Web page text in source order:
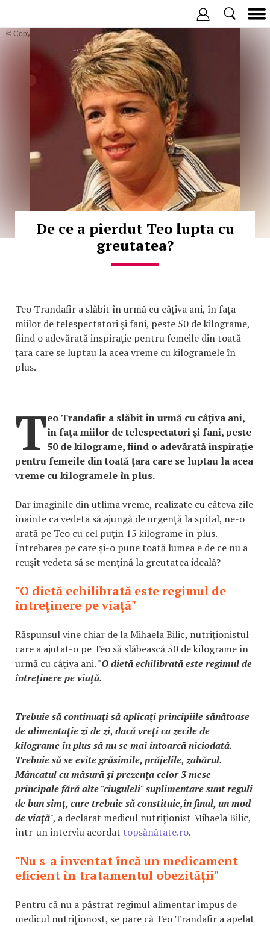
© Copyright:
De ce a pierdut Teo lupta cu
greutatea?
Teo Trandafir a slăbit în urmă cu câţiva ani, în faţa
miilor de telespectatori şi fani, peste 50 de kilograme,
fiind o adevărată inspiraţie pentru femeile din toată
ţara care se luptau la acea vreme cu kilogramele în
plus.
Teo Trandafir a slăbit în urmă cu câţiva ani,
în faţa miilor de telespectatori şi fani, peste
50 de kilograme, fiind o adevărată inspiraţie
pentru femeile din toată ţara care se luptau la acea
vreme cu kilogramele în plus.
Dar imaginile din utlima vreme, realizate cu câteva zile
înainte ca vedeta să ajungă de urgenţă la spital, ne-o
arată pe Teo cu cel puţin 15 kilograme în plus.
Întrebarea pe care și-o pune toată lumea e de ce nu a
reuşit vedeta să se menţină la greutatea ideală?
"O dietă echilibrată este regimul de
întreţinere pe viaţă"
Răspunsul vine chiar de la Mihaela Bilic, nutriţionistul
care a ajutat-o pe Teo să slăbească 50 de kilograme în
urmă cu câţiva ani. "O dietă echilibrată este regimul de
întreţinere pe viaţă.
Trebuie să continuaţi să aplicaţi principiile sănătoase
de alimentaţie zi de zi, dacă vreţi ca zecile de
kilograme în plus să nu se mai întoarcă niciodată.
Trebuie să se evite grăsimile, prăjelile, zahărul.
Mâncatul cu măsură şi prezenţa celor 3 mese
principale fără alte "ciuguleli" suplimentare sunt reguli
de bun simţ, care trebuie să constituie,în final, un mod
de viaţă", a declarat medicul nutriţionist Mihaela Bilic,
într-un interviu acordat topsănătate.ro.
"Nu s-a inventat încă un medicament
eficient în tratamentul obezităţii"
Pentru că nu a păstrat regimul alimentar impus de
medicul nutriţionost, se pare că Teo Trandafir a apelat